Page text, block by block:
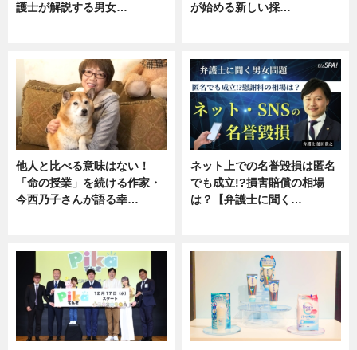
護士が解説する男女…
が始める新しい採…
他人と比べる意味はない！
「命の授業」を続ける作家・
今西乃子さんが語る幸…
ネット上での名誉毀損は匿名
でも成立!?損害賠償の相場
は？【弁護士に聞く…